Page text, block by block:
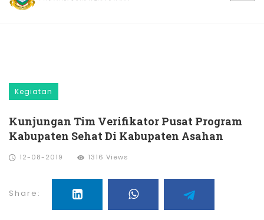
Kegiatan
Kunjungan Tim Verifikator Pusat Program
Kabupaten Sehat Di Kabupaten Asahan
12-08-2019 1316 Views
Share: